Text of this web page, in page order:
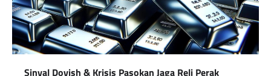
Sinyal Dovish & Krisis Pasokan Jaga Reli Perak